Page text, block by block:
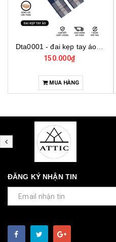
150.000₫
MUA HÀNG
ĐĂNG KÝ NHẬN TIN